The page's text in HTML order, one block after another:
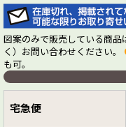
図案のみで販売している商
く）お問い合わせください。
も可。
宅急便